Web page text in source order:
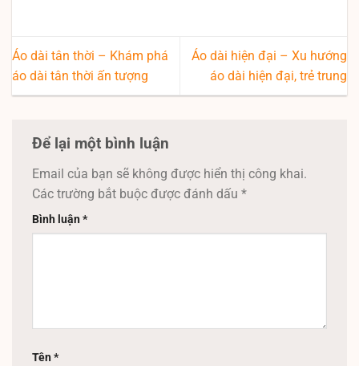
Áo dài tân thời – Khám phá
áo dài tân thời ấn tượng
Áo dài hiện đại – Xu hướng
áo dài hiện đại, trẻ trung
Để lại một bình luận
Email của bạn sẽ không được hiển thị công khai.
Các trường bắt buộc được đánh dấu *
Bình luận*
Tên*